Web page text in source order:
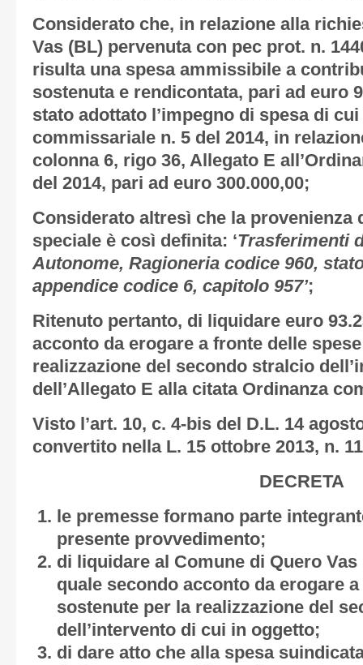
Considerato che, in relazione alla
Vas (BL) pervenuta con pec prot. n.
risulta una spesa ammissibile a
sostenuta e rendicontata, pari ad euro
stato adottato l’impegno di spesa di cui
commissariale n. 5 del 2014, in
colonna 6, rigo 36, Allegato E
del 2014, pari ad euro 300.000,00;
Considerato altresì che la provenienza
speciale è così definita: ‘Trasferimenti
Autonome, Ragioneria codice 960,
appendice codice 6, capitolo 957’;
Ritenuto pertanto, di liquidare euro
acconto da erogare a fronte delle
realizzazione del secondo stralcio
dell’Allegato E alla citata Ordinanza
Visto l’art. 10, c. 4-bis del D.L. 14
convertito nella L. 15 ottobre 2013, n.
DECRETA
le premesse formano parte
presente provvedimento;
di liquidare al Comune di Quero Vas
quale secondo acconto da erogare
sostenute per la realizzazione del
dell’intervento di cui in oggetto;
di dare atto che alla spesa